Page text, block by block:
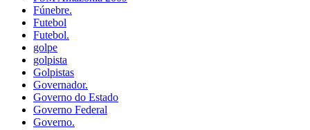
Fúnebre.
Futebol
Futebol.
golpe
golpista
Golpistas
Governador.
Governo do Estado
Governo Federal
Governo.